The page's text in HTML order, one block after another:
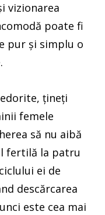
vizionarea
poate fi
pur și simplu o
țineți
femele
să nu aibă
fertilă la patru
ei de
descărcarea
este cea mai